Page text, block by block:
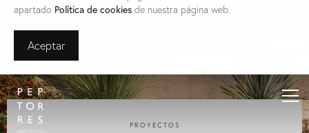
apartado Política de cookies de nuestra página web.
Aceptar
PROYECTOS